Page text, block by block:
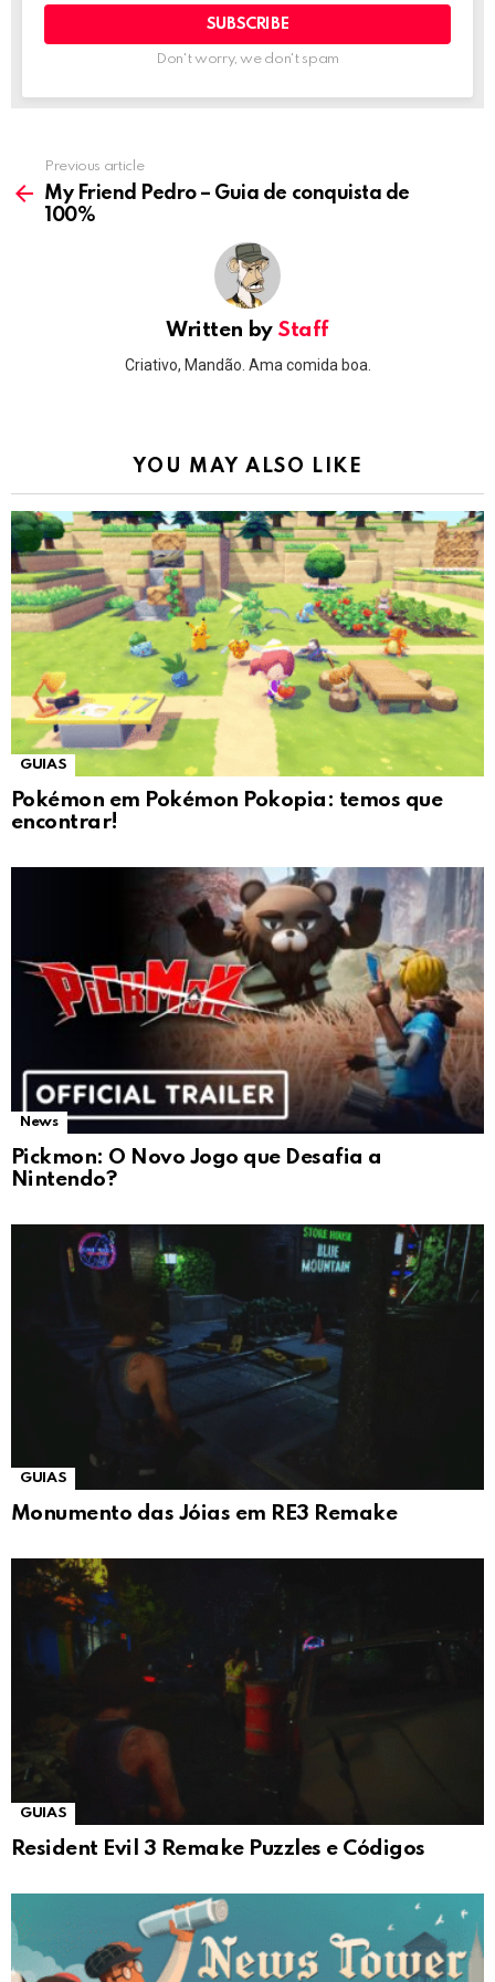
Don't worry, we don't spam
more
Previous article
My Friend Pedro – Guia de conquista de
100%
Written by Staff
Criativo, Mandão. Ama comida boa.
YOU MAY ALSO LIKE
GUIAS
Pokémon em Pokémon Pokopia: temos que
encontrar!
News
Pickmon: O Novo Jogo que Desafia a
Nintendo?
GUIAS
Monumento das Jóias em RE3 Remake
GUIAS
Resident Evil 3 Remake Puzzles e Códigos